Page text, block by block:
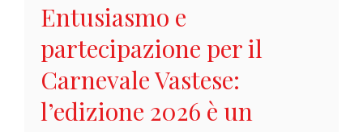
Entusiasmo e
partecipazione per il
Carnevale Vastese:
l’edizione 2026 è un